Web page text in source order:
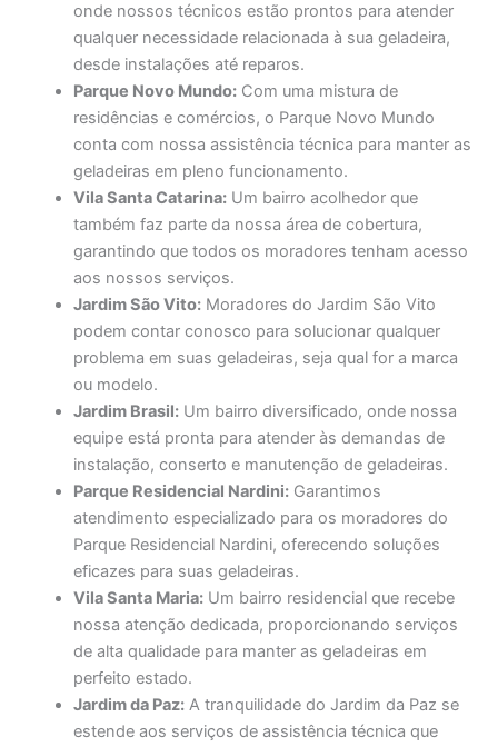
onde nossos técnicos estão prontos para atender
qualquer necessidade relacionada à sua geladeira,
desde instalações até reparos.
Parque Novo Mundo: Com uma mistura de
residências e comércios, o Parque Novo Mundo
conta com nossa assistência técnica para manter as
geladeiras em pleno funcionamento.
Vila Santa Catarina: Um bairro acolhedor que
também faz parte da nossa área de cobertura,
garantindo que todos os moradores tenham acesso
aos nossos serviços.
Jardim São Vito: Moradores do Jardim São Vito
podem contar conosco para solucionar qualquer
problema em suas geladeiras, seja qual for a marca
ou modelo.
Jardim Brasil: Um bairro diversificado, onde nossa
equipe está pronta para atender às demandas de
instalação, conserto e manutenção de geladeiras.
Parque Residencial Nardini: Garantimos
atendimento especializado para os moradores do
Parque Residencial Nardini, oferecendo soluções
eficazes para suas geladeiras.
Vila Santa Maria: Um bairro residencial que recebe
nossa atenção dedicada, proporcionando serviços
de alta qualidade para manter as geladeiras em
perfeito estado.
Jardim da Paz: A tranquilidade do Jardim da Paz se
estende aos serviços de assistência técnica que